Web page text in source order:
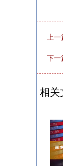
上一
下一
相关